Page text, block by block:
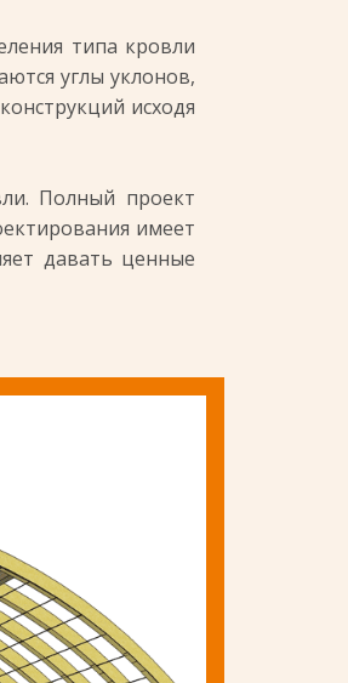
типа кровли
углы уклонов,
исходя
Полный проект
имеет
давать ценные